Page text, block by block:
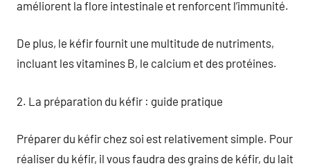
améliorent la flore intestinale et renforcent l’immunité.
De plus, le kéfir fournit une multitude de nutriments,
incluant les vitamines B, le calcium et des protéines.
2. La préparation du kéfir : guide pratique
Préparer du kéfir chez soi est relativement simple. Pour
réaliser du kéfir, il vous faudra des grains de kéfir, du lait